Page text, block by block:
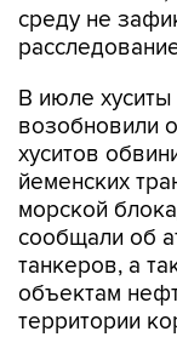
среду не
В июле
возобновили
хуситов
йеменских
морской
сообщали об
танкеров, а
объектам
территории